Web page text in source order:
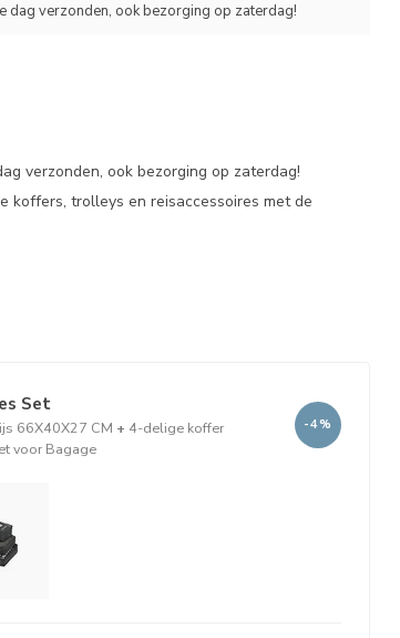
dag verzonden, ook bezorging op zaterdag!
verzonden, ook bezorging op zaterdag!
koffers, trolleys en reisaccessoires met de
Set
66X40X27 CM + 4-delige koffer
voor Bagage
-4%